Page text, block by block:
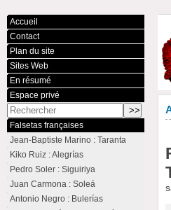
Accueil
Contact
Plan du site
Sites Web
En résumé
Espace privé
Falsetas françaises
Jean-Baptiste Marino : Taranta
Kiko Ruiz : Alegrías
Pedro Soler : Siguiriya
Juan Carmona : Soleá
Antonio Negro : Bulerías